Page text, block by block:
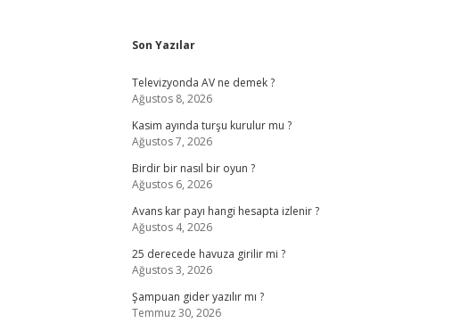
Son Yazılar
Televizyonda AV ne demek ?
Ağustos 8, 2026
Kasim ayında turşu kurulur mu ?
Ağustos 7, 2026
Birdir bir nasıl bir oyun ?
Ağustos 6, 2026
Avans kar payı hangi hesapta izlenir ?
Ağustos 4, 2026
25 derecede havuza girilir mi ?
Ağustos 3, 2026
Şampuan gider yazılır mı ?
Temmuz 30, 2026